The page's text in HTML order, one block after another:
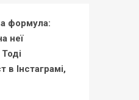
формула:
неї
в Інстаграмі,